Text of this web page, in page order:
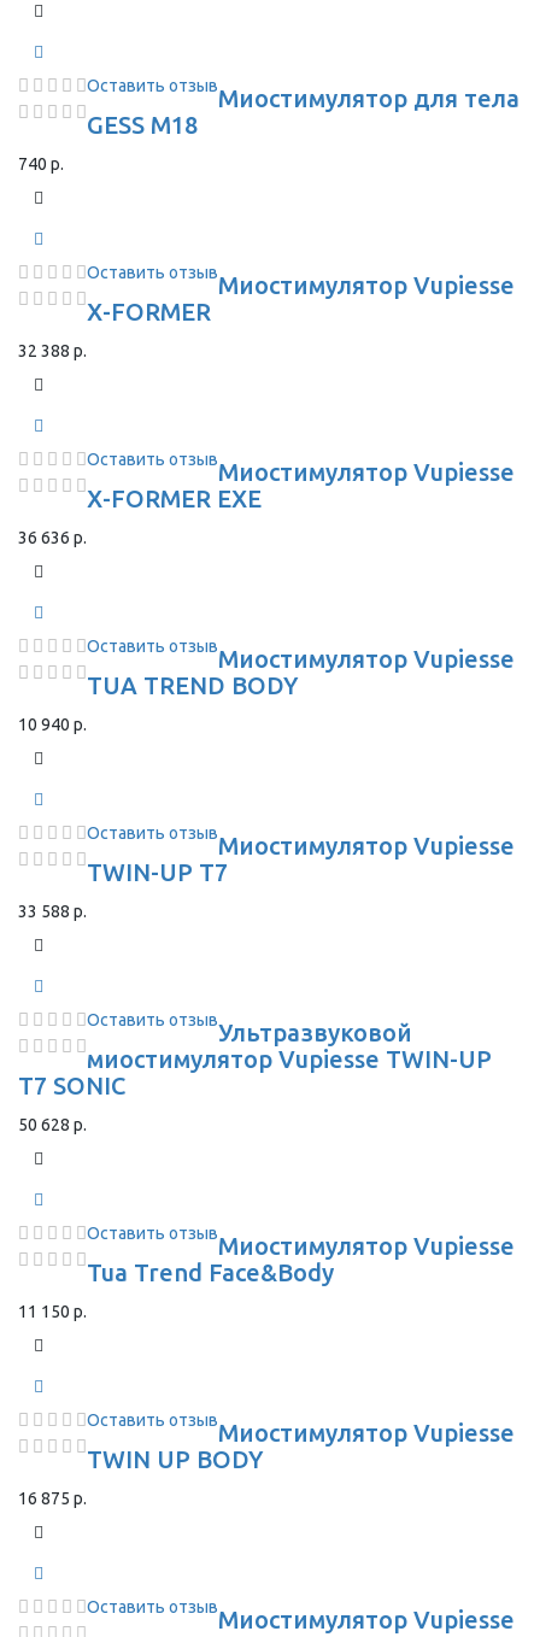
Оставить отзывМиостимулятор для тела
GESS M18
740 р.
Оставить отзывМиостимулятор Vupiesse
X-FORMER
32 388 р.
Оставить отзывМиостимулятор Vupiesse
X-FORMER EXE
36 636 р.
Оставить отзывМиостимулятор Vupiesse
TUA TREND BODY
10 940 р.
Оставить отзывМиостимулятор Vupiesse
TWIN-UP T7
33 588 р.
Оставить отзывУльтразвуковой
миостимулятор Vupiesse TWIN-UP
T7 SONIC
50 628 р.
Оставить отзывМиостимулятор Vupiesse
Tua Trend Face&Body
11 150 р.
Оставить отзывМиостимулятор Vupiesse
TWIN UP BODY
16 875 р.
Оставить отзывМиостимулятор Vupiesse